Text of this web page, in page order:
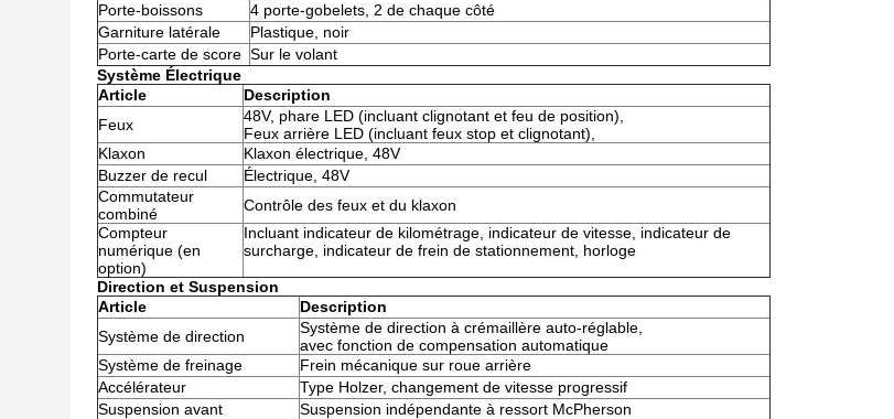
Porte-boissons
4 porte-gobelets, 2 de chaque côté
Garniture latérale
Plastique, noir
Porte-carte de score Sur le volant
Système Électrique
Article
Description
Feux
48V, phare LED (incluant clignotant et feu de position),
Feux arrière LED (incluant feux stop et clignotant),
Klaxon
Klaxon électrique, 48V
Buzzer de recul
Électrique, 48V
Commutateur
combiné
Contrôle des feux et du klaxon
Compteur
numérique (en
option)
Incluant indicateur de kilométrage, indicateur de vitesse, indicateur de
surcharge, indicateur de frein de stationnement, horloge
Direction et Suspension
Article
Description
Système de direction
Système de direction à crémaillère auto-réglable,
avec fonction de compensation automatique
Système de freinage
Frein mécanique sur roue arrière
Accélérateur
Type Holzer, changement de vitesse progressif
Suspension avant
Suspension indépendante à ressort McPherson